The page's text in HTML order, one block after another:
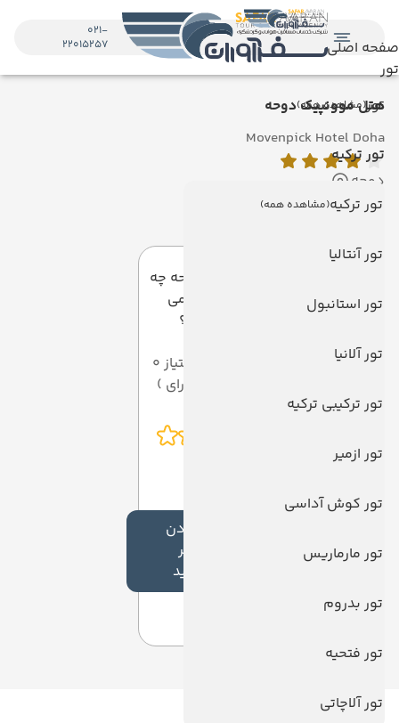
صفحه اصلی
تور
تور(مشاهده همه)
تور ترکیه
تور ترکیه(مشاهده همه)
تور آنتالیا
تور استانبول
تور آلانیا
تور ترکیبی ترکیه
تور ازمیر
تور کوش آداسی
تور مارماریس
تور بدروم
تور فتحیه
تور آلاچاتی
021-
22015257
هتل موونپیک دوحه
Movenpick Hotel Doha
دوحه
دیدگاه کاربران
به این صفحه چه
امتیازی می
دهید؟
میانگین امتیاز 0
افزودن
نظر
جدید